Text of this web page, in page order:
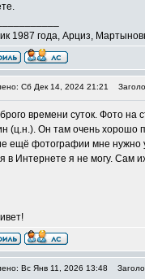
1987 года, Арциз,
Сб Дек 14, 2024 21:21
времени суток. Фото
(ц.н.). Он там очень хорошо
ещё фотографии мне нужно
в Интернете я не могу. Сам
Вс Янв 11, 2026 13:48